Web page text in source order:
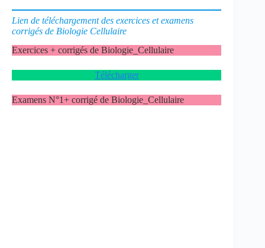
Lien de téléchargement des exercices et examens
corrigés de Biologie Cellulaire
Exercices + corrigés de Biologie_Cellulaire
Télécharger
Examens N°1+ corrigé de Biologie_Cellulaire